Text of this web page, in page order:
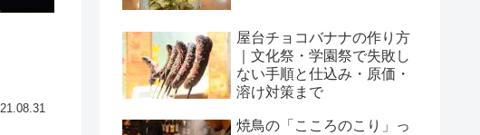
屋台チョコバナナの作り方
｜文化祭・学園祭で失敗し
ない手順と仕込み・原価・
溶け対策まで
焼鳥の「こころのこり」っ